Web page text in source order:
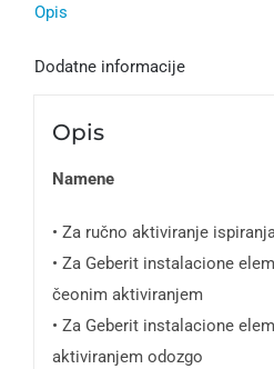
Opis
Dodatne informacije
Opis
Namene
• Za ručno aktiviranje
• Za Geberit instalacione
čeonim aktiviranjem
• Za Geberit instalacione
aktiviranjem odozgo